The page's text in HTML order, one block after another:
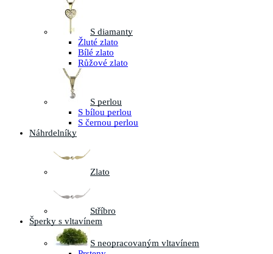
S diamanty
Žluté zlato
Bílé zlato
Růžové zlato
S perlou
S bílou perlou
S černou perlou
Náhrdelníky
Zlato
Stříbro
Šperky s vltavínem
S neopracovaným vltavínem